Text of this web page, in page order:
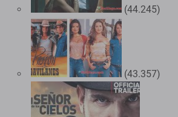
(44.245)
(43.357)